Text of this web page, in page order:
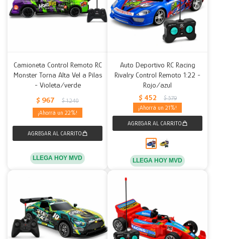
Camioneta Control Remoto RC
Monster Torna Alta Vel a Pilas
- Violeta/verde
$ 967 $ 1.240
22
LLEGA HOY MVD
Auto Deportivo RC Racing
Rivalry Control Remoto 1:22 -
Rojo/azul
$ 452 $ 579
21
LLEGA HOY MVD